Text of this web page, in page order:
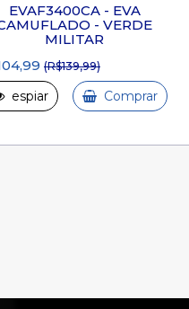
EVAF3400CA - EVA
- VERDE
MILITAR
(R$139,99)
espiar Comprar